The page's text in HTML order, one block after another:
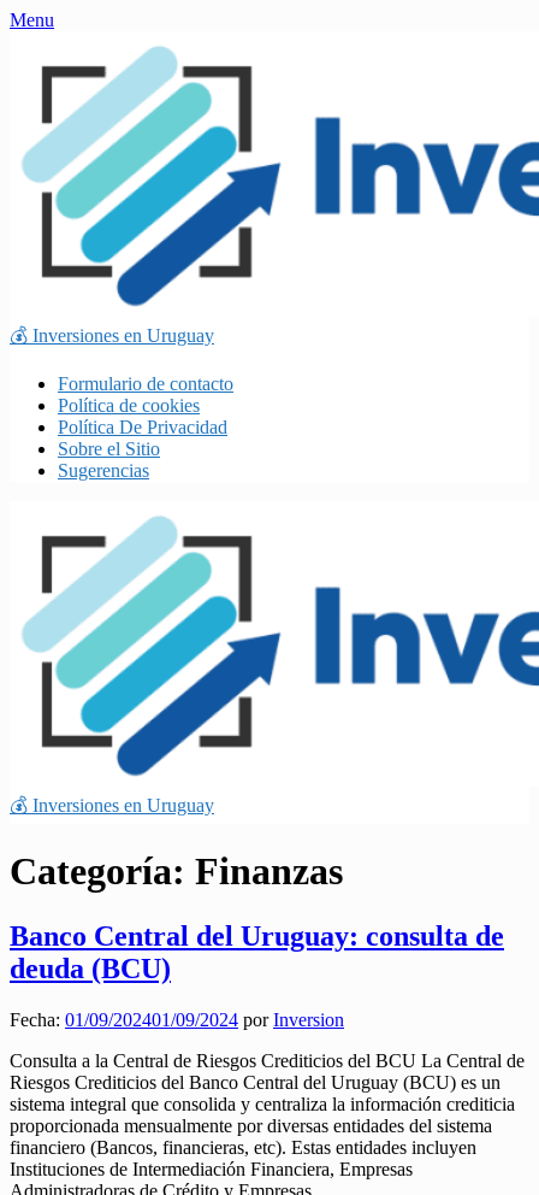
Skip
content
Menu
💰 Inversiones en Uruguay
Formulario de contacto
Política de cookies
Política De Privacidad
Sobre el Sitio
Sugerencias
💰 Inversiones en Uruguay
Categoría: Finanzas
Banco Central del Uruguay: consulta de
deuda (BCU)
Fecha: 01/09/202401/09/2024 porInversion
Consulta a la Central de Riesgos Crediticios del BCU La Central de
Riesgos Crediticios del Banco Central del Uruguay (BCU) es un
sistema integral que consolida y centraliza la información crediticia
proporcionada mensualmente por diversas entidades del sistema
financiero (Bancos, financieras, etc). Estas entidades incluyen
Instituciones de Intermediación Financiera, Empresas
Administradoras de Crédito y Empresas…